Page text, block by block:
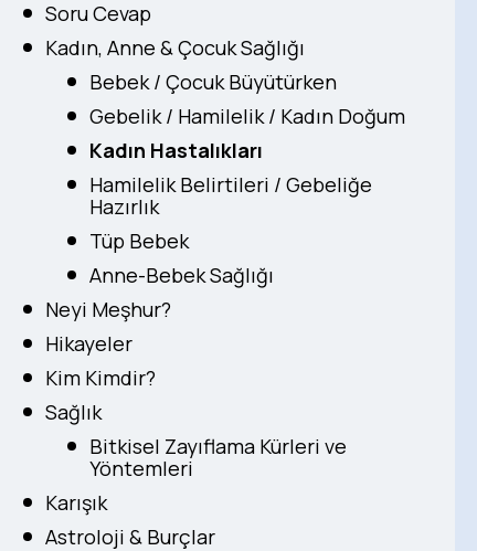
Soru Cevap
Kadın, Anne & Çocuk Sağlığı
Bebek / Çocuk Büyütürken
Gebelik / Hamilelik / Kadın Doğum
Kadın Hastalıkları
Hamilelik Belirtileri / Gebeliğe
Hazırlık
Tüp Bebek
Anne-Bebek Sağlığı
Neyi Meşhur?
Hikayeler
Kim Kimdir?
Sağlık
Bitkisel Zayıflama Kürleri ve
Yöntemleri
Karışık
Astroloji & Burçlar